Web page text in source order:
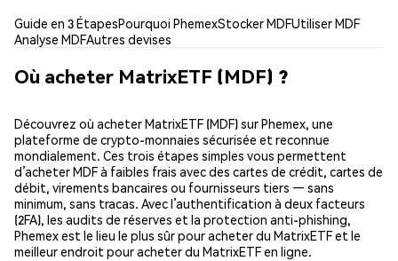
Guide en 3 ÉtapesPourquoi PhemexStocker MDFUtiliser MDF
Analyse MDFAutres devises
Où acheter MatrixETF (MDF) ?
Découvrez où acheter MatrixETF (MDF) sur Phemex, une
plateforme de crypto-monnaies sécurisée et reconnue
mondialement. Ces trois étapes simples vous permettent
d’acheter MDF à faibles frais avec des cartes de crédit, cartes de
débit, virements bancaires ou fournisseurs tiers — sans
minimum, sans tracas. Avec l’authentification à deux facteurs
(2FA), les audits de réserves et la protection anti-phishing,
Phemex est le lieu le plus sûr pour acheter du MatrixETF et le
meilleur endroit pour acheter du MatrixETF en ligne.